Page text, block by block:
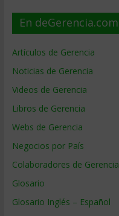
En deGerencia.com
Artículos de Gerencia
Noticias de Gerencia
Videos de Gerencia
Libros de Gerencia
Webs de Gerencia
Negocios por País
Colaboradores de Gerencia
Glosario
Glosario Inglés – Español